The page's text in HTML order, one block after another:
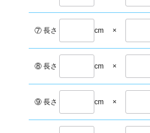
⑦ 長さ cm ×
⑧ 長さ cm ×
⑨ 長さ cm ×